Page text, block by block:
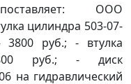
ООО
цилиндра 503-07-
3800 руб.; - втулка
руб.; - диск
на гидравлический